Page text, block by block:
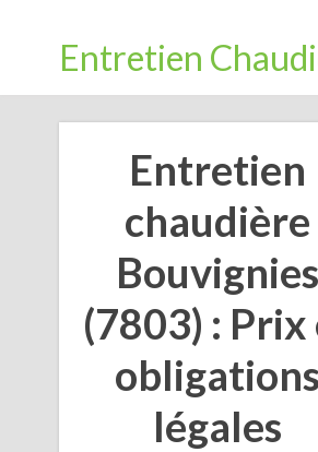
Entretien
Entretien
chaudière
Bouvignies
(7803) : Prix
obligations
légales